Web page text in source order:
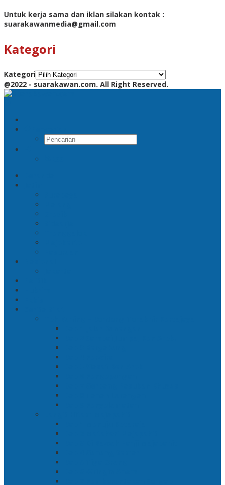
Untuk kerja sama dan iklan silakan kontak :
suarakawanmedia@gmail.com
Kategori
Kategori
@2022 - suarakawan.com. All Right Reserved.